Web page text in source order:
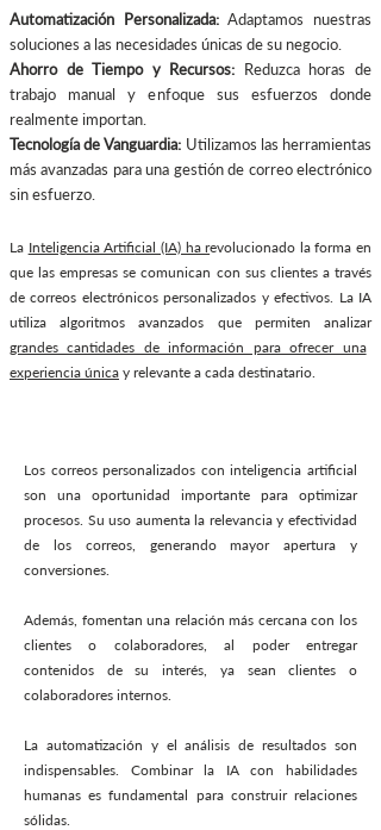
Los correos personalizados con inteligencia artificial
son una oportunidad importante para optimizar
procesos. Su uso aumenta la relevancia y efectividad
de los correos, generando mayor apertura y
conversiones.
Además, fomentan una relación más cercana con los
clientes o colaboradores, al poder entregar
contenidos de su interés, ya sean clientes o
colaboradores internos.
La automatización y el análisis de resultados son
indispensables. Combinar la IA con habilidades
humanas es fundamental para construir relaciones
sólidas.
Automatización Personalizada:Adaptamos nuestras
soluciones a las necesidades únicas de su negocio.
Ahorro de Tiempo y Recursos: Reduzca horas de
trabajo manual y enfoque sus esfuerzos donde
realmente importan.
Tecnología de Vanguardia: Utilizamos las herramientas
más avanzadas para una gestión de correo electrónico
sin esfuerzo.
La Inteligencia Artificial (IA) ha revolucionado la forma en
que las empresas se comunican con sus clientes a través
de correos electrónicos personalizados y efectivos. La IA
utiliza algoritmos avanzados que permiten analizar
grandes cantidades de información para ofrecer una
experiencia única y relevante a cada destinatario.